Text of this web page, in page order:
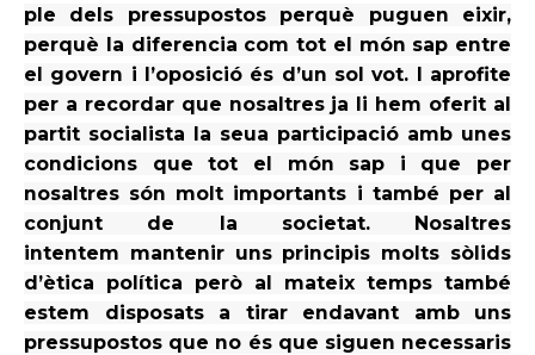
ple dels pressupostos perquè puguen eixir,
perquè la diferencia com tot el món sap entre
el govern i l’oposició és d’un sol vot. I aprofite
per a recordar que nosaltres ja li hem oferit al
partit socialista la seua participació amb unes
condicions que tot el món sap i que per
nosaltres són molt importants i també per al
conjunt de la societat. Nosaltres
intentem mantenir uns principis molts sòlids
d’ètica
política però al mateix temps també
estem disposats a tirar endavant amb uns
pressupostos que no és que siguen necessaris